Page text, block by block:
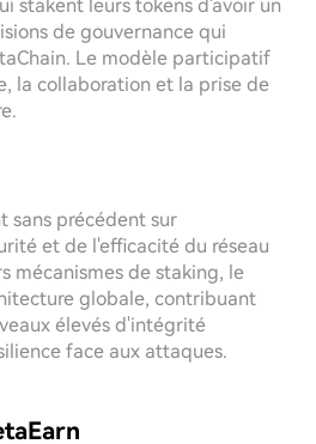
stakent leurs tokens d'avoir un
de gouvernance qui
Le modèle participatif
la collaboration et la prise de
sans précédent sur
et de l'efficacité du réseau
mécanismes de staking, le
globale, contribuant
élevés d'intégrité
face aux attaques.